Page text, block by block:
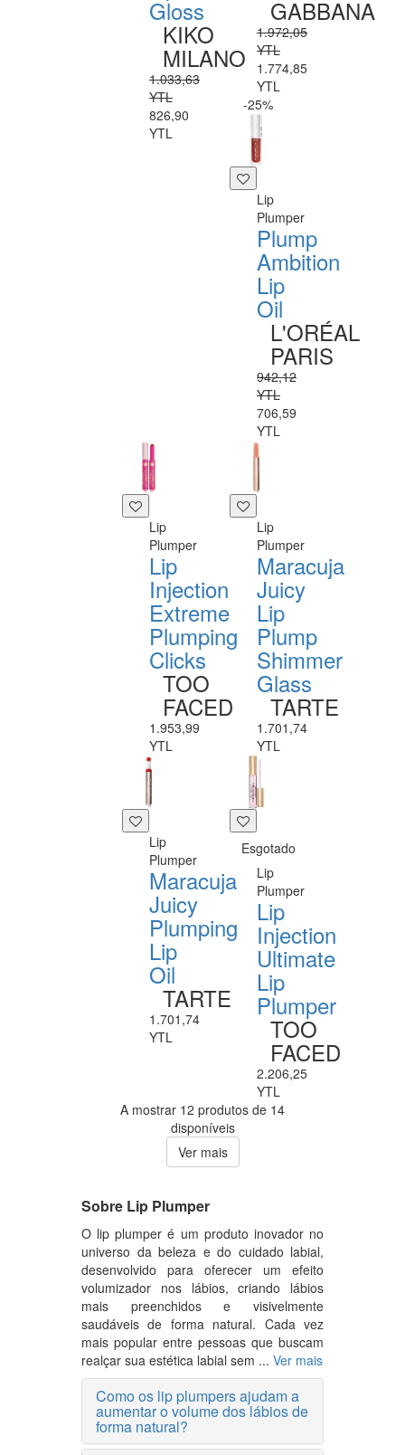
Gloss
KIKO
MILANO
1.033,63
YTL
826,90
YTL
GABBANA
1.972,05
YTL
1.774,85
YTL
-25%
Lip
Plumper
Plump
Ambition
Lip
Oil
L'ORÉAL
PARIS
942,12
YTL
706,59
YTL
Lip
Plumper
Lip
Injection
Extreme
Plumping
Clicks
TOO
FACED
1.953,99
YTL
Lip
Plumper
Maracuja
Juicy
Lip
Plump
Shimmer
Glass
TARTE
1.701,74
YTL
Lip
Plumper
Maracuja
Juicy
Plumping
Lip
Oil
TARTE
1.701,74
YTL
Esgotado
Lip
Plumper
Lip
Injection
Ultimate
Lip
Plumper
TOO
FACED
2.206,25
YTL
A mostrar 12 produtos de 14
disponíveis
Ver mais
Sobre Lip Plumper
O lip plumper é um produto inovador no
universo da beleza e do cuidado labial,
desenvolvido para oferecer um efeito
volumizador nos lábios, criando lábios
mais preenchidos e visivelmente
saudáveis de forma natural. Cada vez
mais popular entre pessoas que buscam
realçar sua estética labial sem ... Ver mais
Como os lip plumpers ajudam a
aumentar o volume dos lábios de
forma natural?